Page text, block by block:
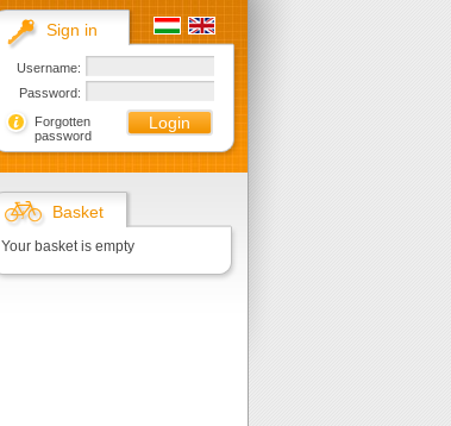
Basket
Your basket is empty
Sign in
Username:
Password:
Forgotten
password